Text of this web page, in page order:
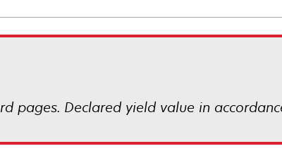
pages. Declared yield value in